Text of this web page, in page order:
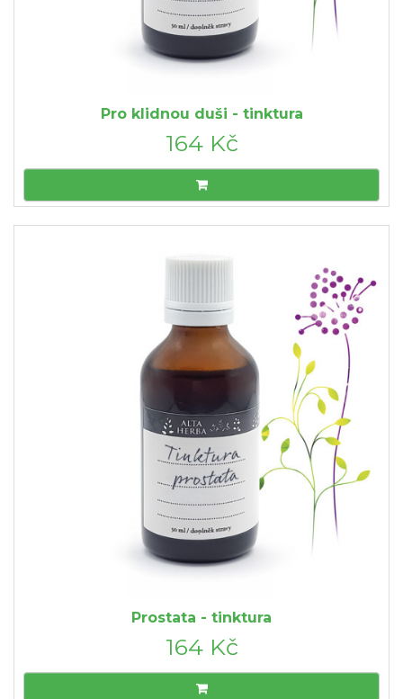
Pro klidnou duši - tinktura
164 Kč
Prostata - tinktura
164 Kč